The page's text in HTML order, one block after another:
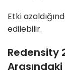
Etki
edilebilir.
Redensity